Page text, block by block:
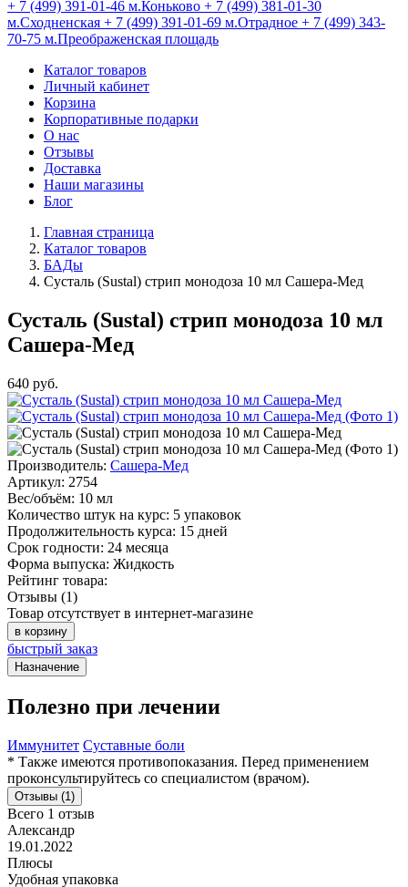
+ 7 (499) 391-01-46 м.Коньково + 7 (499) 381-01-30
м.Сходненская + 7 (499) 391-01-69 м.Отрадное + 7 (499) 343-
70-75 м.Преображенская площадь
Каталог товаров
Личный кабинет
Корзина
Корпоративные подарки
О нас
Отзывы
Доставка
Наши магазины
Блог
Главная страница
Каталог товаров
БАДы
Сусталь (Sustal) стрип монодоза 10 мл Сашера-Мед
Сусталь (Sustal) стрип монодоза 10 мл
Сашера-Мед
640 руб.
Производитель: Сашера-Мед
Артикул: 2754
Вес/объём: 10 мл
Количество штук на курс: 5 упаковок
Продолжительность курса: 15 дней
Срок годности: 24 месяца
Форма выпуска: Жидкость
Рейтинг товара:
Отзывы (1)
Товар отсутствует в интернет-магазине
в корзину
быстрый заказ
Назначение
Полезно при лечении
Иммунитет Суставные боли
* Также имеются противопоказания. Перед применением
проконсультируйтесь со специалистом (врачом).
Отзывы (1)
Всего 1 отзыв
Александр
19.01.2022
Плюсы
Удобная упаковка